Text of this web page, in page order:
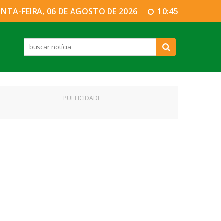
FEIRA, 06 DE AGOSTO DE 2026 10:45
PUBLICIDADE